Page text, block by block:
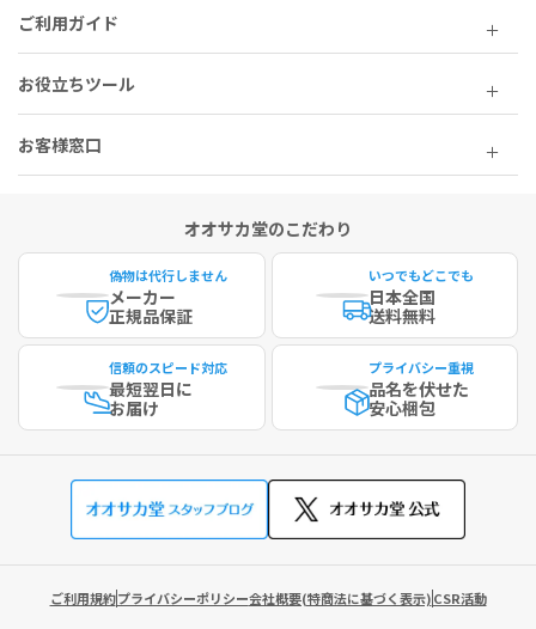
ご利用ガイド
お役立ちツール
お客様窓口
オオサカ堂のこだわり
偽物は代行しません
メーカー
正規品保証
いつでもどこでも
日本全国
送料無料
信頼のスピード対応
最短翌日に
お届け
プライバシー重視
品名を伏せた
安心梱包
ご利用規約プライバシーポリシー会社概要(特商法に基づく表示)CSR活動